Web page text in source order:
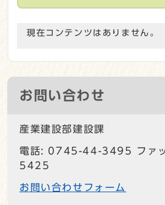
現在コンテンツはありません。
お問い合わせ
産業建設部建設課
電話: 0745-44-3495 ファ
5425
お問い合わせフォーム